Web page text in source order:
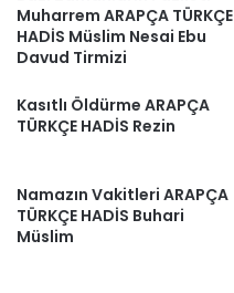
Muharrem ARAPÇA TÜRKÇE
HADİS Müslim Nesai Ebu
Davud Tirmizi
Kasıtlı Öldürme ARAPÇA
TÜRKÇE HADİS Rezin
Namazın Vakitleri ARAPÇA
TÜRKÇE HADİS Buhari
Müslim